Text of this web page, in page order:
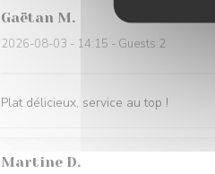
Gaëtan M
2026-08-03 - 14:15 - Guests 2
Plat délicieux, service au top !
Martine D